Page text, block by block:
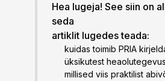
Hea lugeja! See siin on
seda
artiklit lugedes teada:
kuidas toimib PRIA
üksikutest
millised viis praktilist